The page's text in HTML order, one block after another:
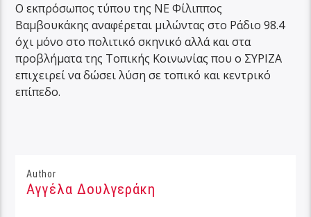
Ο εκπρόσωπος τύπου της ΝΕ Φίλιππος
Βαμβουκάκης αναφέρεται μιλώντας στο Ράδιο 98.4
όχι μόνο στο πολιτικό σκηνικό αλλά και στα
προβλήματα της Τοπικής Κοινωνίας που ο ΣΥΡΙΖΑ
επιχειρεί να δώσει λύση σε τοπικό και κεντρικό
επίπεδο.
Author
Αγγέλα Δουλγεράκη